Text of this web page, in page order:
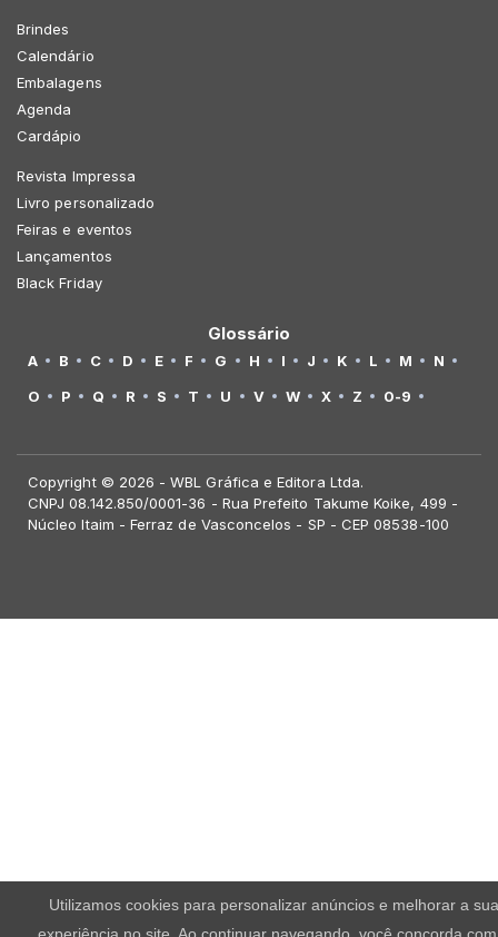
Brindes
Calendário
Embalagens
Agenda
Cardápio
Revista Impressa
Livro personalizado
Feiras e eventos
Lançamentos
Black Friday
Glossário
A B C D E F G H I J K L M
N
O
P Q R S T U V W X Z 0-9
Copyright © 2026 - WBL Gráfica e Editora Ltda.
CNPJ 08.142.850/0001-36 - Rua Prefeito Takume Koike, 499 -
Núcleo Itaim - Ferraz de Vasconcelos - SP - CEP 08538-100
Utilizamos cookies para personalizar anúncios e melhorar a sua